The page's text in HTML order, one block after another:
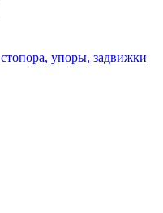
упоры, задвижки